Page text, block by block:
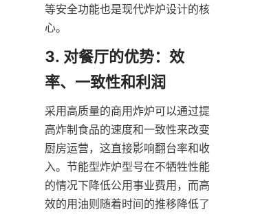
等安全功能也是现代炸炉设计的核
心。
3. 对餐厅的优势：效
采用高质量的商用炸炉可以通过提
高炸制食品的速度和一致性来改变
厨房运营，这直接影响翻台率和收
入。节能型炸炉型号在不牺牲性能
的情况下降低公用事业费用，而高
效的用油则随着时间的推移降低了